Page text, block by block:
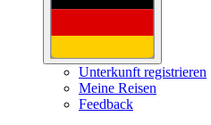
Unterkunft registrieren
Meine Reisen
Feedback